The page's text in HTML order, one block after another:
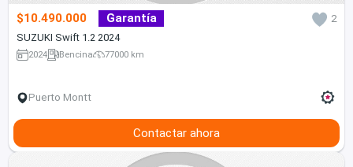
$10.490.000 Garantía
2
SUZUKI Swift 1.2 2024
2024 Bencina 77000 km
Puerto Montt
Contactar ahora